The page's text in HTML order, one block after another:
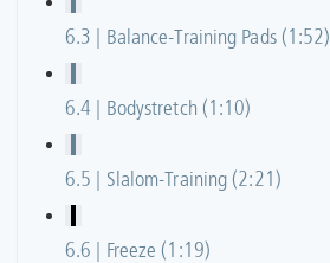
6.3 | Balance-Training Pads (1:52)
6.4 | Bodystretch (1:10)
6.5 | Slalom-Training (2:21)
6.6 | Freeze (1:19)